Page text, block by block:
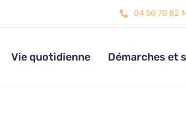
04 50 70 82
Vie quotidienne Démarches et